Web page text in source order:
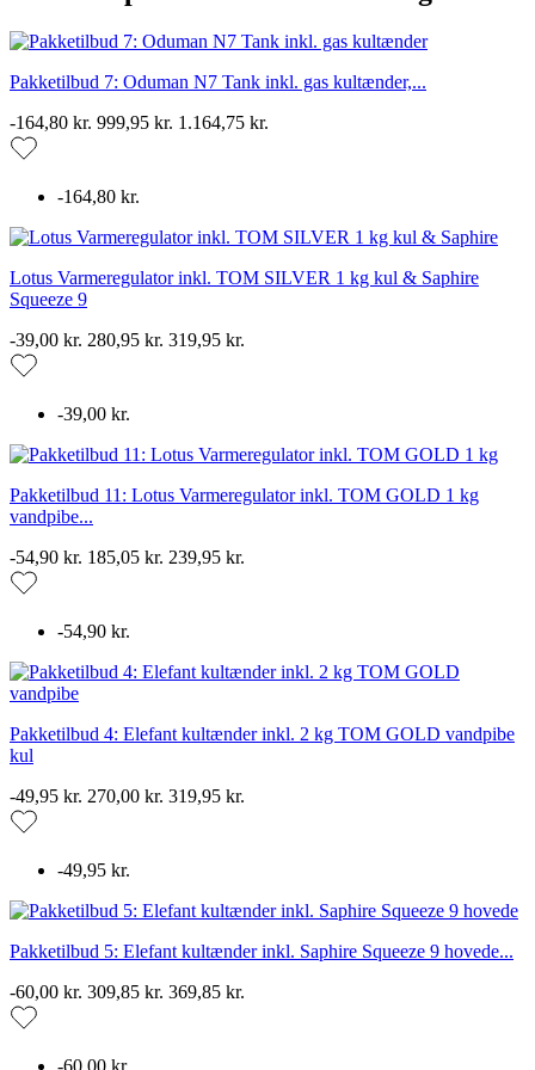
Pakketilbud 7: Oduman N7 Tank inkl. gas kultænder,...
-164,80 kr. 999,95 kr. 1.164,75 kr.
-164,80 kr.
Lotus Varmeregulator inkl. TOM SILVER 1 kg kul & Saphire
Squeeze 9
-39,00 kr. 280,95 kr. 319,95 kr.
-39,00 kr.
Pakketilbud 11: Lotus Varmeregulator inkl. TOM GOLD 1 kg
vandpibe...
-54,90 kr. 185,05 kr. 239,95 kr.
-54,90 kr.
Pakketilbud 4: Elefant kultænder inkl. 2 kg TOM GOLD vandpibe
kul
-49,95 kr. 270,00 kr. 319,95 kr.
-49,95 kr.
Pakketilbud 5: Elefant kultænder inkl. Saphire Squeeze 9 hovede...
-60,00 kr. 309,85 kr. 369,85 kr.
-60,00 kr.